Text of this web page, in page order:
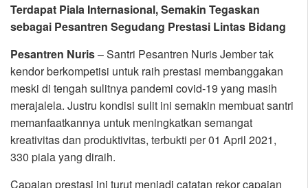
Terdapat Piala Internasional, Semakin Tegaskan
sebagai Pesantren Segudang Prestasi Lintas Bidang
Pesantren Nuris– Santri Pesantren Nuris Jember tak
kendor berkompetisi untuk raih prestasi membanggakan
meski di tengah sulitnya pandemi covid-19 yang masih
merajalela. Justru kondisi sulit ini semakin membuat santri
memanfaatkannya untuk meningkatkan semangat
kreativitas dan produktivitas, terbukti per 01 April 2021,
330 piala yang diraih.
Capaian prestasi ini turut menjadi catatan rekor capaian